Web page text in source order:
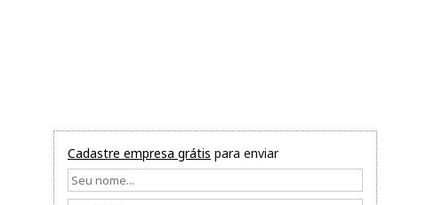
Cadastre empresa grátis para enviar